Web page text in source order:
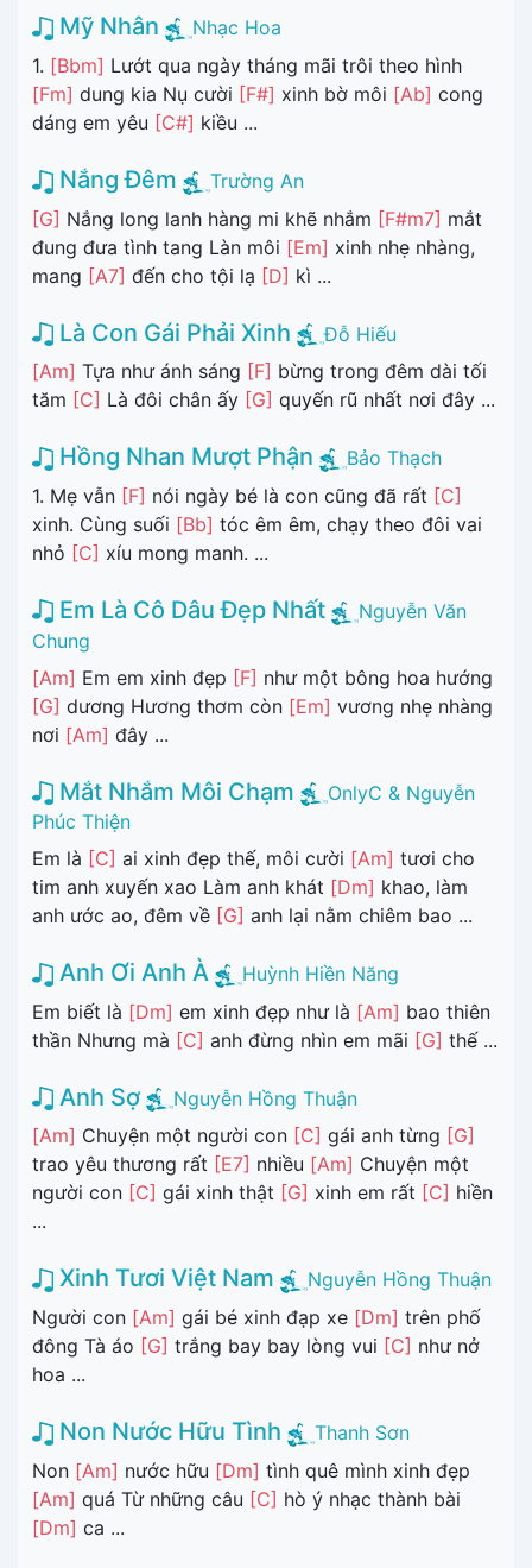
Mỹ Nhân
Nhạc Hoa
1. [Bbm] Lướt qua ngày tháng mãi trôi theo hình
[Fm] dung kia Nụ cười [F#] xinh bờ môi [Ab] cong
dáng em yêu [C#] kiều ...
Nắng Đêm
Trường An
[G] Nắng long lanh hàng mi khẽ nhắm [F#m7] mắt
đung đưa tình tang Làn môi [Em] xinh nhẹ nhàng,
mang [A7] đến cho tội lạ [D] kì ...
Là Con Gái Phải Xinh
Đỗ Hiếu
[Am] Tựa như ánh sáng [F] bừng trong đêm dài tối
tăm [C] Là đôi chân ấy [G] quyến rũ nhất nơi đây ...
Hồng Nhan Mượt Phận
Bảo Thạch
1. Mẹ vẫn [F] nói ngày bé là con cũng đã rất [C]
xinh. Cùng suối [Bb] tóc êm êm, chạy theo đôi vai
nhỏ [C] xíu mong manh. ...
Em Là Cô Dâu Đẹp Nhất
Nguyễn Văn
Chung
[Am] Em em xinh đẹp [F] như một bông hoa hướng
[G] dương Hương thơm còn [Em] vương nhẹ nhàng
nơi [Am] đây ...
Mắt Nhắm Môi Chạm
OnlyC & Nguyễn
Phúc Thiện
Em là [C] ai xinh đẹp thế, môi cười [Am] tươi cho
tim anh xuyến xao Làm anh khát [Dm] khao, làm
anh ước ao, đêm về [G] anh lại nằm chiêm bao ...
Anh Ơi Anh À
Huỳnh Hiền Năng
Em biết là [Dm] em xinh đẹp như là [Am] bao thiên
thần Nhưng mà [C] anh đừng nhìn em mãi [G] thế ...
Anh Sợ
Nguyễn Hồng Thuận
[Am] Chuyện một người con [C] gái anh từng [G]
trao yêu thương rất [E7] nhiều [Am] Chuyện một
người con [C] gái xinh thật [G] xinh em rất [C] hiền
...
Xinh Tươi Việt Nam
Nguyễn Hồng Thuận
Người con [Am] gái bé xinh đạp xe [Dm] trên phố
đông Tà áo [G] trắng bay bay lòng vui [C] như nở
hoa ...
Non Nước Hữu Tình
Thanh Sơn
Non [Am] nước hữu [Dm] tình quê mình xinh đẹp
[Am] quá Từ những câu [C] hò ý nhạc thành bài
[Dm] ca ...